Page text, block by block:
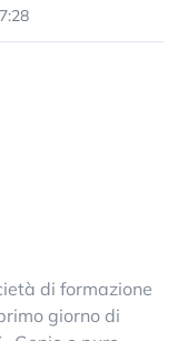
di formazione
giorno di